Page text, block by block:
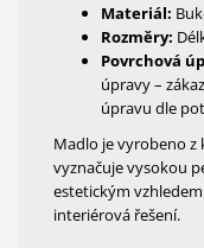
Materiál:
Rozměry:
Povrchová
úpravy –
úpravu dle
Madlo je vyrobeno
vyznačuje vysokou
estetickým
interiérová řešení.